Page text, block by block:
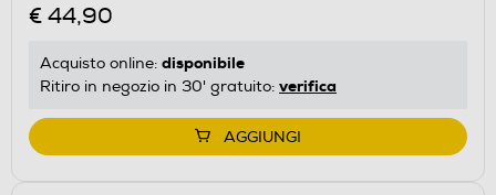
€ 44,90
Acquisto online: disponibile
Ritiro in negozio in 30' gratuito: verifica
AGGIUNGI